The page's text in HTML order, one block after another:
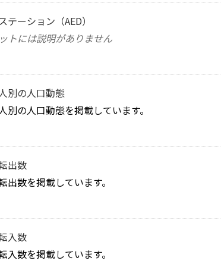
テーション（AED）
トには説明がありません
別の人口動態
別の人口動態を掲載しています。
出数
出数を掲載しています。
入数
入数を掲載しています。